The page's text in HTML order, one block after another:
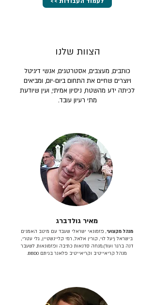
הצוות שלנו
כותבים, מעצבים, אסטרטגים, אנשי דיגיטל
ויוצרים שחיים את התחום ביום-יום, ומביאים
לכיתה ידע מהשטח, ניסיון אמיתי, ועין שיודעת
מתי רעיון עובד.
מאיר גולדברג
מנהל מקצועי, פזמונאי ישראלי שעבד עם מיטב האמנים
בישראל (יעל לוי, קורין אלאל, רמי קליינשטיין, גלי עטרי,
דנה ברגר ועוד).מנחה סדנאות כתיבה ופזמונאות. לשעבר
מנהל קריאייטיב וקריאייטיב פלאנר בגיתם BBDO.